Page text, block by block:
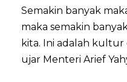
Semakin banyak
maka semakin
kita. Ini adalah kultur
ujar Menteri Arief